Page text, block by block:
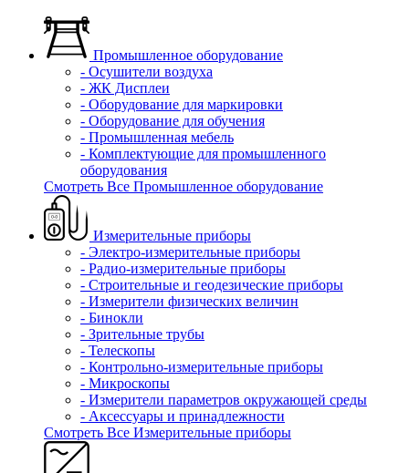
Промышленное оборудование
- Осушители воздуха
- ЖК Дисплеи
- Оборудование для маркировки
- Оборудование для обучения
- Промышленная мебель
- Комплектующие для промышленного
оборудования
Смотреть Все Промышленное оборудование
Измерительные приборы
- Электро-измерительные приборы
- Радио-измерительные приборы
- Строительные и геодезические приборы
- Измерители физических величин
- Бинокли
- Зрительные трубы
- Телескопы
- Контрольно-измерительные приборы
- Микроскопы
- Измерители параметров окружающей среды
- Аксессуары и принадлежности
Смотреть Все Измерительные приборы